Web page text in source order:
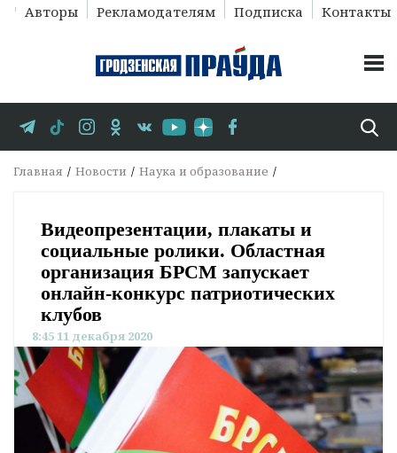
Авторы Рекламодателям Подписка Контакты
Главная Новости Наука и образование
Видеопрезентации, плакаты и
социальные ролики. Областная
организация БРСМ запускает
онлайн-конкурс патриотических
клубов
8:45 11 декабря 2020